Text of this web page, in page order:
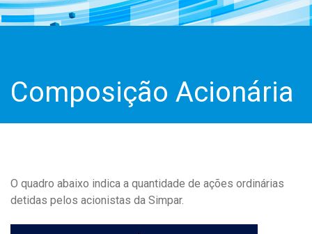
Composição Acionária
O quadro abaixo indica a quantidade de ações ordinárias
detidas pelos acionistas da Simpar.